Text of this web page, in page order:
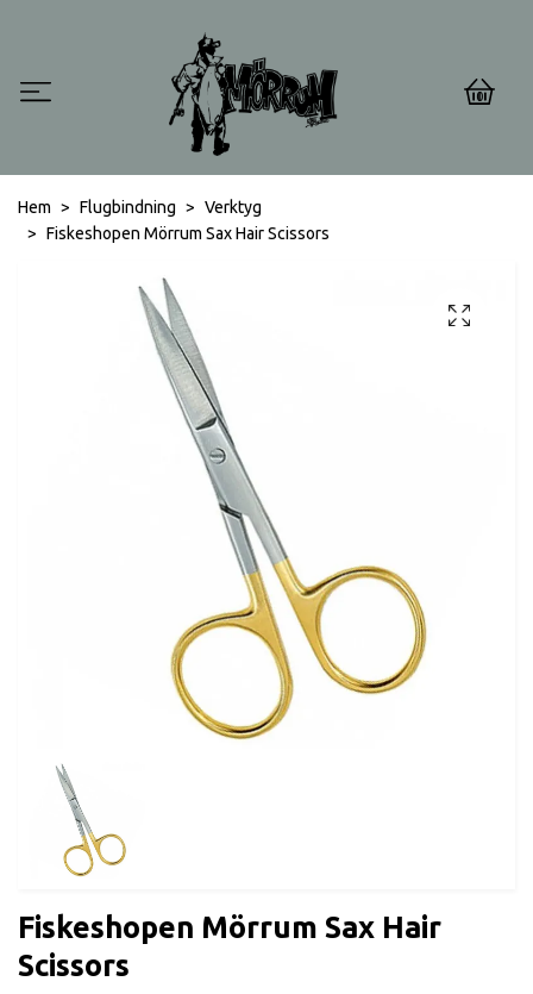
0
Hem Flugbindning
Verktyg
Fiskeshopen Mörrum Sax Hair Scissors
Fiskeshopen Mörrum Sax Hair
Scissors